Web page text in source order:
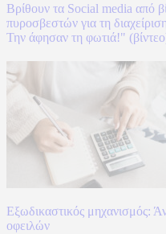
Βρίθουν τα Social media από
πυροσβεστών για τη
Την άφησαν τη φωτιά!"
Εξωδικαστικός μηχανισμός:
οφειλών